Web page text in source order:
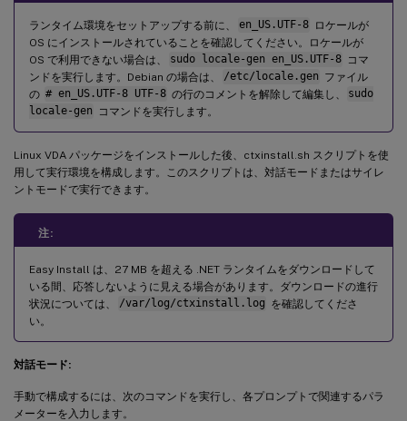
ランタイム環境をセットアップする前に、 en_US.UTF-8 ロケールが
OS にインストールされていることを確認してください。ロケールが
OS で利用できない場合は、
sudo locale-gen en_US.UTF-8 コマ
ンドを実行します。Debian の場合は、
/etc/locale.gen ファイル
の # en_US.UTF-8 UTF-8 の行のコメントを解除して編集し、
sudo
locale-gen
コマンドを実行します。
Linux VDA パッケージをインストールした後、ctxinstall.sh スクリプトを使
用して実行環境を構成します。このスクリプトは、対話モードまたはサイレ
ントモードで実行できます。
注:
Easy Install は、27 MB を超える .NET ランタイムをダウンロードして
いる間、応答しないように見える場合があります。ダウンロードの進行
状況については、
/var/log/ctxinstall.log を確認してくださ
い。
対話モード:
手動で構成するには、次のコマンドを実行し、各プロンプトで関連するパラ
メーターを入力します。